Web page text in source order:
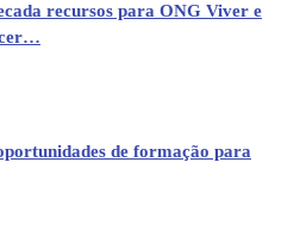
recursos para ONG Viver e
de formação para